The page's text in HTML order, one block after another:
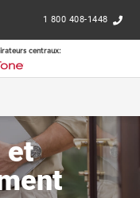
1 800 408-1448
centraux:
et